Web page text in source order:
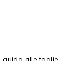
guida alle taglie